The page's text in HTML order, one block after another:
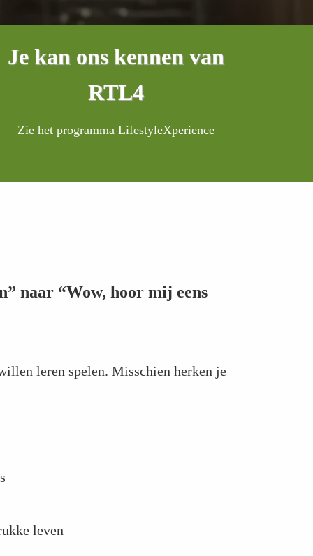
Je kan ons kennen van
RTL4
Zie het programma LifestyleXperience
naar “Wow, hoor mij eens
leren spelen. Misschien herken je
leven